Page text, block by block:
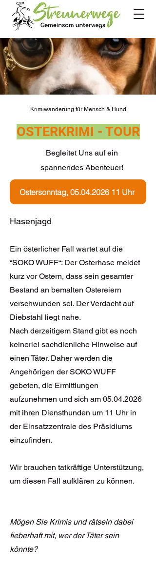
Krimiwanderung für Mensch & Hund
OSTERKRIMI - TOUR
Begleitet Uns auf ein
spannendes Abenteuer!
Ostersonntag, 05.04.2026 11 Uhr
Hasenjagd
Ein österlicher Fall wartet auf die
“SOKO WUFF“: Der Osterhase meldet
kurz vor Ostern, dass sein gesamter
Bestand an bemalten Ostereiern
verschwunden sei. Der Verdacht auf
Diebstahl liegt nahe.
Nach derzeitigem Stand gibt es noch
keinerlei sachdienliche Hinweise auf
einen Täter. Daher werden die
Angehörigen der SOKO WUFF
gebeten, die Ermittlungen
aufzunehmen und sich am 05.04.2026
mit ihren Diensthunden um 11 Uhr in
der Einsatzzentrale des Präsidiums
einzufinden.
Wir brauchen tatkräftige Unterstützung,
um diesen Fall aufklären zu können.
Mögen Sie Krimis und rätseln dabei
fieberhaft mit, wer der Täter sein
könnte?